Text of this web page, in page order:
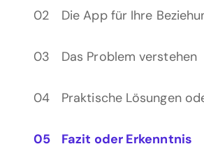
Die App für Ihre
Das Problem verstehen
Praktische Lösungen
Fazit oder Erkenntnis